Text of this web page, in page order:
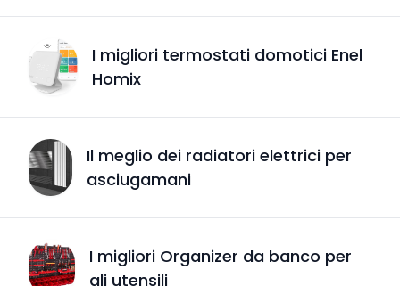
I migliori termostati domotici Enel
Homix
Il meglio dei radiatori elettrici per
asciugamani
I migliori Organizer da banco per
gli utensili